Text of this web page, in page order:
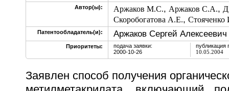
Автор(ы): Аржаков М.С., Аржаков С.А.,
Скоробогатова А.Е., Стояченко
Патентообладатель(и): Аржаков Сергей Алексеевич
Приоритеты:
подача заявки:
2000-10-26
публикация
10.05.2004
Заявлен способ получения